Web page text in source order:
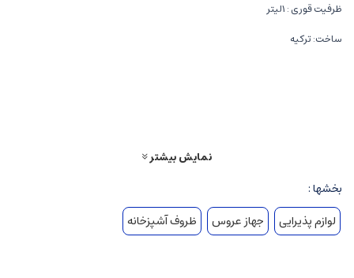
ظرفیت قوری : 1لیتر
ساخت: ترکیه
نمایش بیشتر
بخشها :
لوازم پذیرایی
جهاز عروس ظروف آشپزخانه